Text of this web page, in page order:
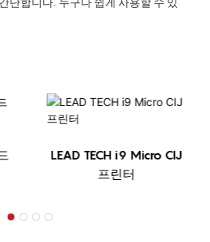
LEAD TECH i9 Micro CIJ
프린터